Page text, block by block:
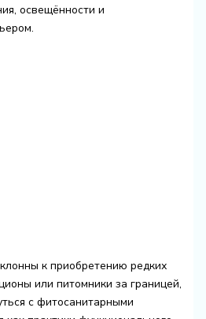
освещённости и
к приобретению редких
или питомники за границей,
с фитосанитарными